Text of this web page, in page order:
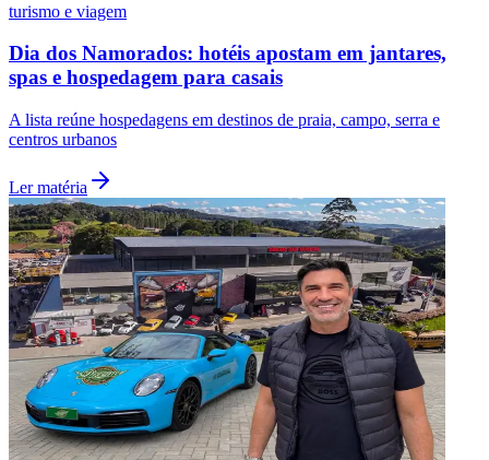
turismo e viagem
Dia dos Namorados: hotéis apostam em jantares,
spas e hospedagem para casais
A lista reúne hospedagens em destinos de praia, campo, serra e
centros urbanos
Ler matéria